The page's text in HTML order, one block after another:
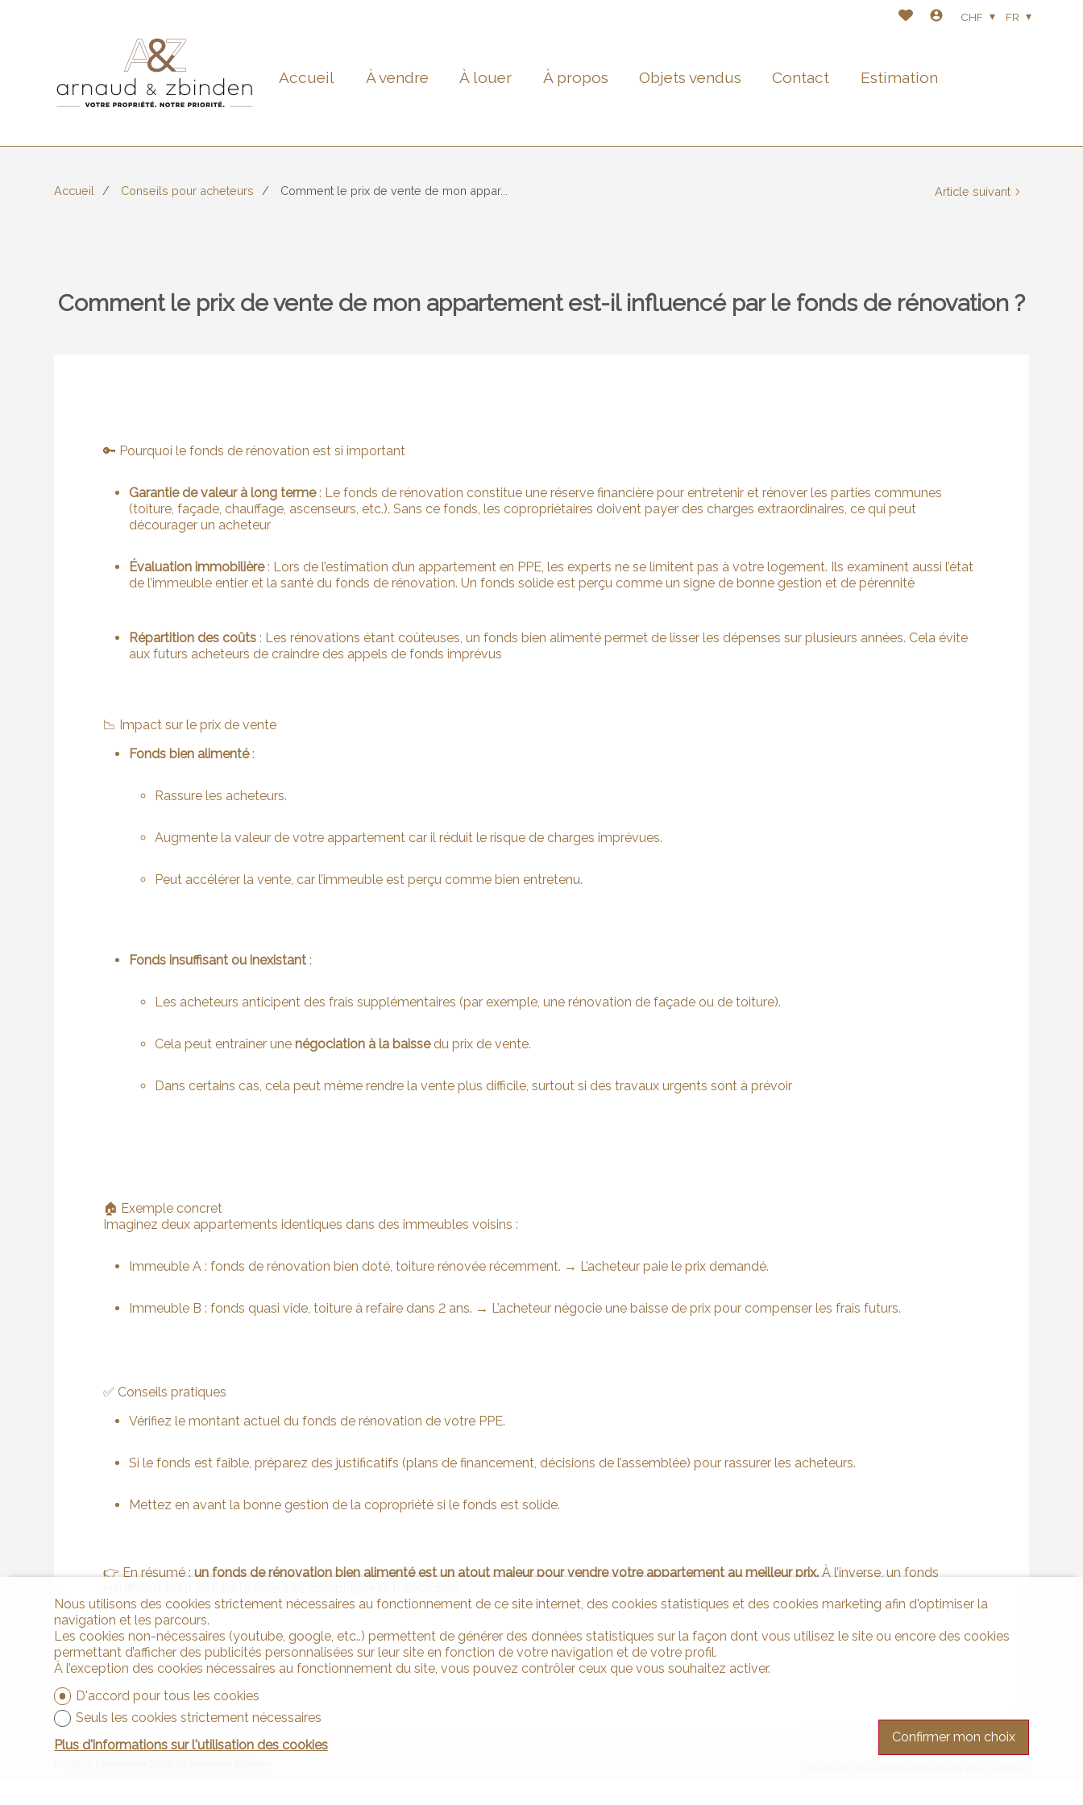
Accueil À vendre À louer À propos Objets vendus Contact Estimation
CHF FR
Accueil Conseils pour acheteurs Comment le prix de vente de mon appar... Article suivant
Comment le prix de vente de mon appartement est-il influencé par le fonds de rénovation ?
🔑 Pourquoi le fonds de rénovation est si important
Garantie de valeur à long terme: Le fonds de rénovation constitue une réserve financière pour entretenir et rénover les parties communes
(toiture, façade, chauffage, ascenseurs, etc.). Sans ce fonds, les copropriétaires doivent payer des charges extraordinaires, ce qui peut
décourager un acheteur
Évaluation immobilière: Lors de l’estimation d’un appartement en PPE, les experts ne se limitent pas à votre logement. Ils examinent aussi l’état
de l’immeuble entier et la santé du fonds de rénovation. Un fonds solide est perçu comme un signe de bonne gestion et de pérennité
Répartition des coûts : Les rénovations étant coûteuses, un fonds bien alimenté permet de lisser les dépenses sur plusieurs années. Cela évite
aux futurs acheteurs de craindre des appels de fonds imprévus
📉 Impact sur le prix de vente
Fonds bien alimenté:
Rassure les acheteurs.
Augmente la valeur de votre appartement car il réduit le risque de charges imprévues.
Peut accélérer la vente, car l’immeuble est perçu comme bien entretenu.
Fonds insuffisant ou inexistant:
Les acheteurs anticipent des frais supplémentaires (par exemple, une rénovation de façade ou de toiture).
Cela peut entraîner une négociation à la baissedu prix de vente.
Dans certains cas, cela peut même rendre la vente plus difficile, surtout si des travaux urgents sont à prévoir
🏠 Exemple concret
Imaginez deux appartements identiques dans des immeubles voisins :
Immeuble A : fonds de rénovation bien doté, toiture rénovée récemment. → L’acheteur paie le prix demandé.
Immeuble B : fonds quasi vide, toiture à refaire dans 2 ans. → L’acheteur négocie une baisse de prix pour compenser les frais futurs.
✅ Conseils pratiques
Vérifiez le montant actuel du fonds de rénovation de votre PPE.
Si le fonds est faible, préparez des justificatifs (plans de financement, décisions de l’assemblée) pour rassurer les acheteurs.
Mettez en avant la bonne gestion de la copropriété si le fonds est solide.
👉 En résumé :un fonds de rénovation bien alimenté est un atout majeur pour vendre votre appartement au meilleur prix.À l’inverse, un fonds
Nous utilisons des cookies strictement nécessaires au fonctionnement de ce site internet, des cookies statistiques et des cookies marketing afin d'optimiser la
navigation et les parcours.
Les cookies non-nécessaires (youtube, google, etc..) permettent de générer des données statistiques sur la façon dont vous utilisez le site ou encore des cookies
permettant d’afficher des publicités personnalisées sur leur site en fonction de votre navigation et de votre profil.
À l’exception des cookies nécessaires au fonctionnement du site, vous pouvez contrôler ceux que vous souhaitez activer.
D'accord pour tous les cookies
Seuls les cookies strictement nécessaires
Plus d'informations sur l'utilisation des cookies
Confirmer mon choix